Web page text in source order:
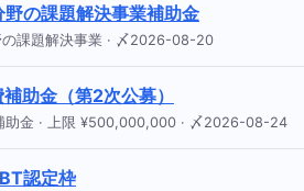
の課題解決事業補助金
の課題解決事業 · 〆2026-08-20
助金（第2次公募）
助金 · 上限 ¥500,000,000 · 〆2026-08-24
認定枠